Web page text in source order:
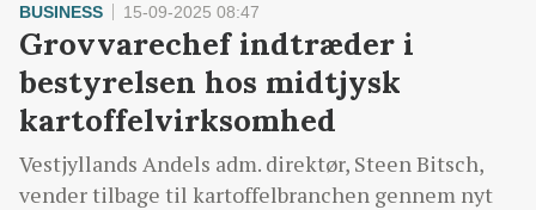
BUSINESS 15-09-2025 08:47
Grovvarechef indtræder i
bestyrelsen hos midtjysk
kartoffelvirksomhed
Vestjyllands Andels adm. direktør, Steen Bitsch,
vender tilbage til kartoffelbranchen gennem nyt